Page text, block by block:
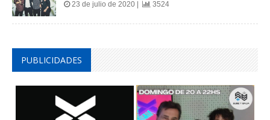
23 de julio de 2020 | 3524
PUBLICIDADES